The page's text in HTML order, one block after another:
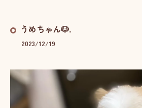
うめちゃん🐶.
2023/12/19